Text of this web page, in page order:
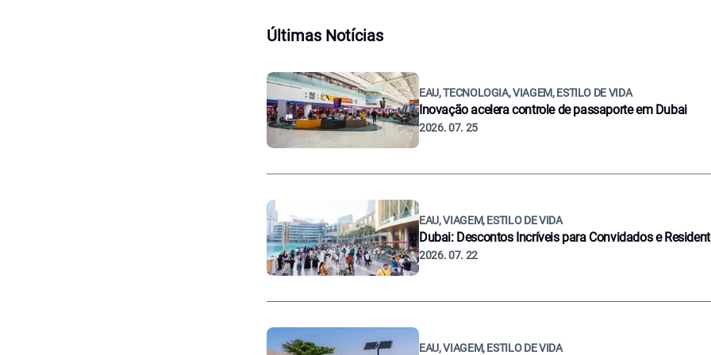
Últimas Notícias
EAU, TECNOLOGIA, VIAGEM, ESTILO DE VIDA
Inovação acelera controle de passaporte em Dubai
2026. 07. 25
EAU, VIAGEM, ESTILO DE VIDA
Dubai: Descontos Incríveis para Convidados e
2026. 07. 22
EAU, VIAGEM, ESTILO DE VIDA